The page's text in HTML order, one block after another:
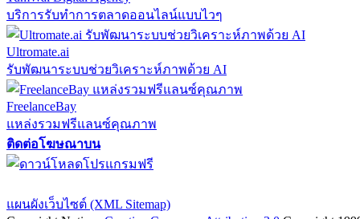
บริการรับทำการตลาดออนไลน์แบบไวๆ
Ultromate.ai
รับพัฒนาระบบช่วยวิเคราะห์ภาพด้วย AI
FreelanceBay
แหล่งรวมฟรีแลนซ์คุณภาพ
ติดต่อโฆษณาบน
แผนผังเว็บไซต์ (XML Sitemap)